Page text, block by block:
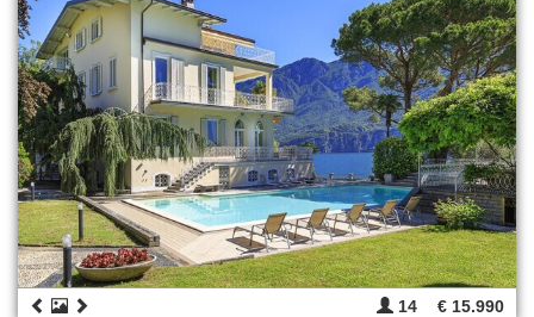
14 € 15.990